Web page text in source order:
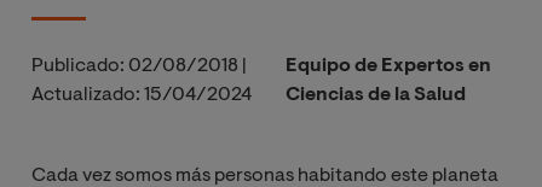
Publicado: 02/08/2018
Actualizado: 15/04/2024
Equipo de Expertos en
Ciencias de la Salud
Cada vez somos más personas habitando este planeta